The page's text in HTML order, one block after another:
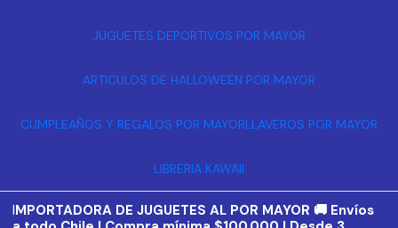
JUGUETES DEPORTIVOS POR MAYOR
ARTICULOS DE HALLOWEEN POR MAYOR
CUMPLEAÑOS Y REGALOS POR MAYORLLAVEROS POR MAYOR
LIBRERIA KAWAII
IMPORTADORA DE JUGUETES AL POR MAYOR 🚚 Envíos